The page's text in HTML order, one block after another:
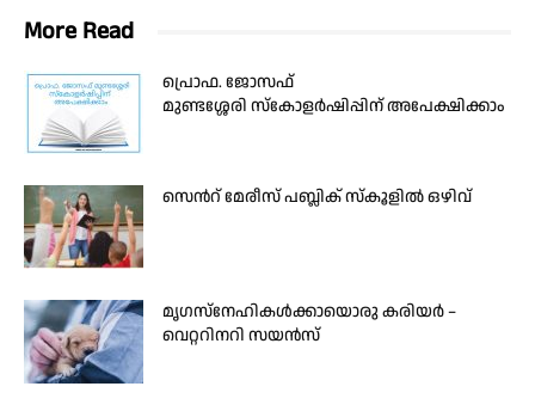
More Read
പ്രൊഫ. ജോസഫ്
മുണ്ടശ്ശേരി സ്‌കോളർഷിപ്പിന് അപേക്ഷിക്കാം
സെൻറ് മേരീസ് പബ്ലിക് സ്കൂളിൽ ഒഴിവ്
മൃഗസ്നേഹികള്‍ക്കായൊരു കരിയര്‍ –
വെറ്ററിനറി സയന്‍സ്